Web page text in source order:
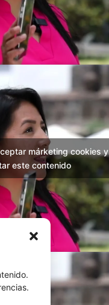
márketing cookies y
este contenido